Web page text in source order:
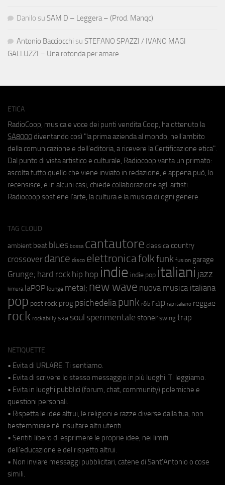
Danilo su SAM D – Leggera – (Prod. Manqc)
Antonio Bacciocchi su STEFANO SPAZZI / IVANO MAGI
GALLUZZI – Una rotonda per amare
ETICA
RadioCoop, musica e voce dei punti vendita Coop, ha ottenuto la
SA8000 diventando così "la prima azienda al mondo, nell'ambito
della comunicazione e dell'editoria, a ricevere la Certificazione etica".
Dal punto di vista artistico e culturale, Radiocoop vanta un primato:
ascolta tutto quello che viene inviato in redazione, e appena può, lo
recensisce, e in alcuni casi, chiede collaborazione agli artisti.
Radiocoop sostiene l'arte, la cultura e la musica di ogni genere.
TAG CLOUD
ambient beat blues bossa cantautore classica country
crossover dance disco elettronicafolkfunk fusion garage
Grunge; hard rock hip hop indie indie pop italiani jazz
kimura laPOP lounge metal; new wave nuova musica italiana
pop post rock prog psichedeliapunk r&b rap rap italiano reggae
rock rockabilly ska soul sperimentale stoner swing trap
NETIQUETTE
• Evita di URLARE. Ti sentiamo.
• Evita di scrivere lo stesso messaggio in più luoghi. Ti leggiamo.
• Evita in luoghi pubblici (forum, chat, community) polemiche e
questioni personali.
• Rispetta le idee altrui, le religioni e razze diverse dalla tua, non
bestemmiare né insultare altri utenti.
• Sentiti libero di esprimere le proprie idee, nei limiti
dell'educazione e del rispetto altrui.
• Non inviare messaggi pubblicitari, catene di Sant'Antonio o cose
simili.